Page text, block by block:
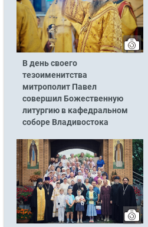
В день своего
тезоименитства
митрополит Павел
совершил Божественную
литургию в кафедральном
соборе Владивостока